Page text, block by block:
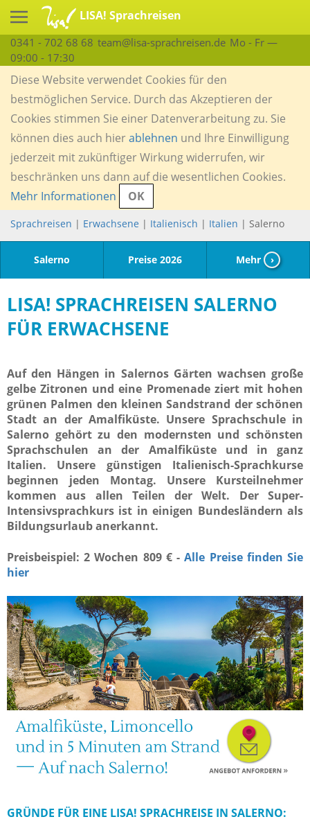
LISA! Sprachreisen
0341 - 702 68 68 team@lisa-sprachreisen.de Mo - Fr —
09:00 - 17:30
Diese Website verwendet Cookies für den
bestmöglichen Service. Durch das Akzeptieren der
Cookies stimmen Sie einer Datenverarbeitung zu. Sie
können dies auch hierablehnen und Ihre Einwilligung
jederzeit mit zukünftiger Wirkung widerrufen, wir
beschränken uns dann auf die wesentlichen Cookies.
Mehr Informationen
OK
Sprachreisen | Erwachsene | Italienisch | Italien | Salerno
Salerno Preise 2026 Mehr ›
LISA! SPRACHREISEN SALERNO
FÜR ERWACHSENE
Auf den Hängen in Salernos Gärten wachsen große
gelbe Zitronen und eine Promenade ziert mit hohen
grünen Palmen den kleinen Sandstrand der schönen
Stadt an der Amalfiküste. Unsere Sprachschule in
Salerno gehört zu den modernsten und schönsten
Sprachschulen an der Amalfiküste und in ganz
Italien. Unsere günstigen Italienisch-Sprachkurse
beginnen jeden Montag. Unsere Kursteilnehmer
kommen aus allen Teilen der Welt. Der Super-
Intensivsprachkurs ist in einigen Bundesländern als
Bildungsurlaub anerkannt.
Preisbeispiel: 2 Wochen 809 € -Alle Preise finden Sie
hier
GRÜNDE FÜR EINE LISA! SPRACHREISE IN SALERNO: